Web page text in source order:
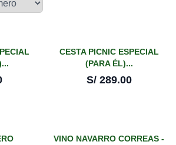
CESTA PICNIC ESPECIAL
(PARA ÉL)...
S/ 289.00
VINO NAVARRO CORREAS -